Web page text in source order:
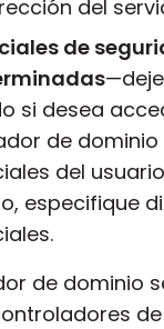
del
de
si desea
de dominio
del
especifique
de dominio